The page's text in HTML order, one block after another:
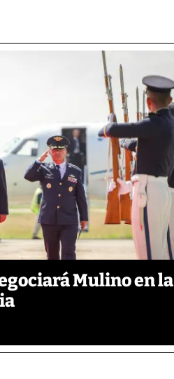
Mulino en la